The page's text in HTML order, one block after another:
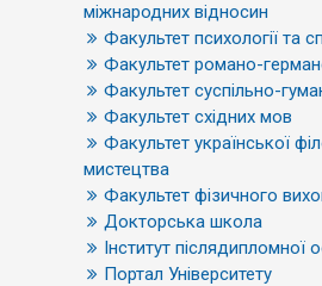
міжнародних відносин
Факультет психології та
Факультет романо-
Факультет суспільно-
Факультет східних мов
Факультет української
мистецтва
Факультет фізичного
Докторська школа
Інститут післядипломної
Портал Університету